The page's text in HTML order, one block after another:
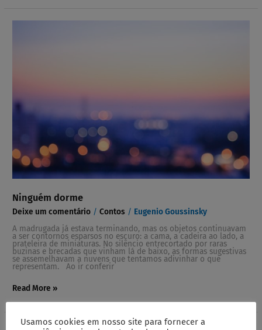
Ninguém dorme
Deixe um comentário /Contos / Eugenio Goussinsky
A madrugada já estava terminando, mas os objetos continuavam
a ser contornos esparsos no escuro: a cama, a cadeira ao lado, a
prateleira de miniaturas. No silêncio entrecortado por raras
buzinas e brecadas que vinham lá de baixo, as formas sugestivas
se assemelhavam a nuvens que tentamos adivinhar o que
representam. Ao ir conferir
Read More »
Usamos cookies em nosso site para fornecer a